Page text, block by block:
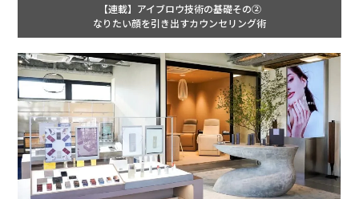
【連載】アイブロウ技術の基礎その②
なりたい顔を引き出すカウンセリング術